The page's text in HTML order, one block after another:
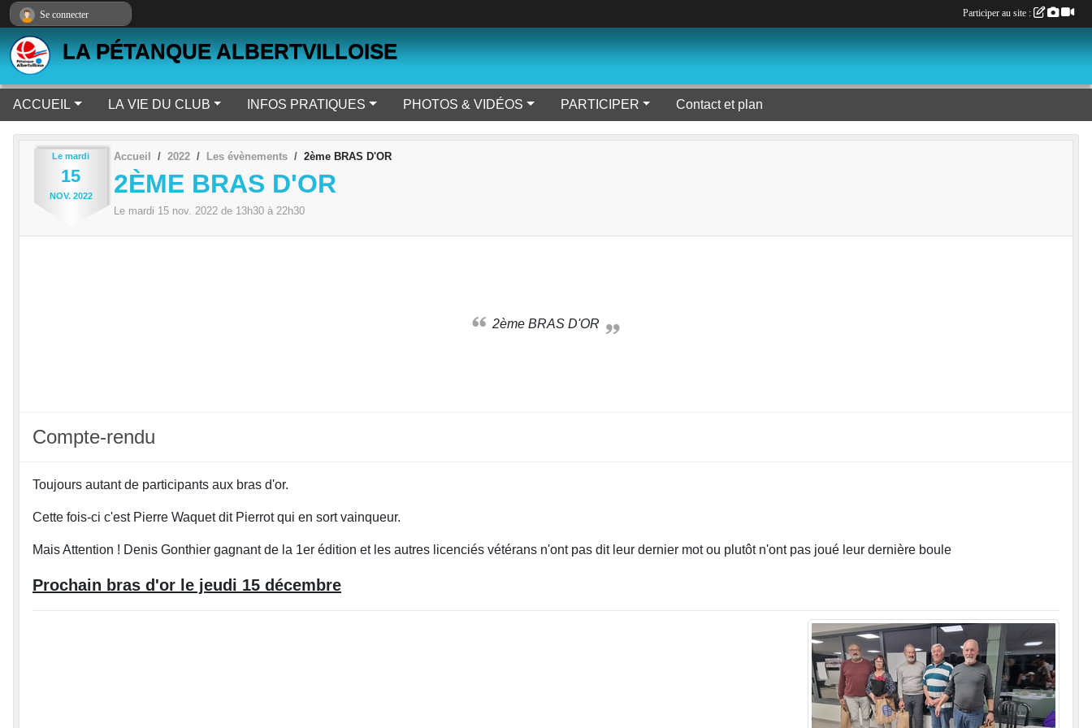
LA PÉTANQUE ALBERTVILLOISE
ACCUEIL LA VIE DU CLUB INFOS PRATIQUES PHOTOS & VIDÉOS PARTICIPER Contact et plan
Le mardi
15
NOV. 2022
Accueil 2022 Les évènements 2ème BRAS D'OR
2ÈME BRAS D'OR
Le mardi 15 nov. 2022 de 13h30 à 22h30
2ème BRAS D'OR
Compte-rendu
Toujours autant de participants aux bras d'or.
Cette fois-ci c'est Pierre Waquet dit Pierrot qui en sort vainqueur.
Mais Attention ! Denis Gonthier gagnant de la 1er édition et les autres licenciés vétérans n'ont pas dit leur dernier mot ou plutôt n'ont pas joué leur dernière boule
Prochain bras d'or le jeudi 15 décembre
Se connecter Participer au site :
Panneau de gestion des cookies